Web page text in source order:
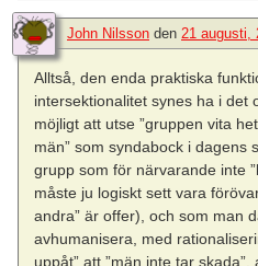
John Nilsson den 21 augusti,
Alltså, den enda praktiska
intersektionalitet synes ha i det
möjligt att utse ”gruppen vita
män” som syndabock i dagens
grupp som för närvarande inte
måste ju logiskt sett vara
andra” är offer), och som man
avhumanisera, med
uppåt” att ”män inte tar